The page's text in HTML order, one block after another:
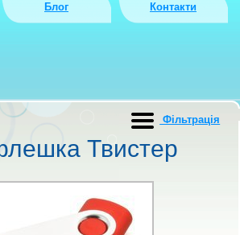
Блог Контакти
Твистер
Фiльтрацiя